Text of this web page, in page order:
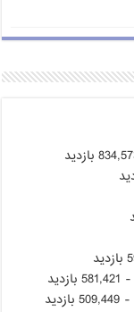
- 581,421 بازدید
- 509,449 بازدید